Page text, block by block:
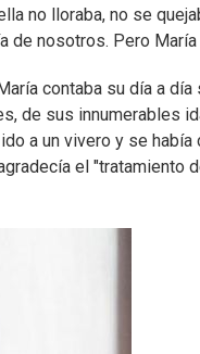
no lloraba, no se
de nosotros. Pero María
contaba su día a
de sus innumerables
a un vivero y se había
el "tratamiento